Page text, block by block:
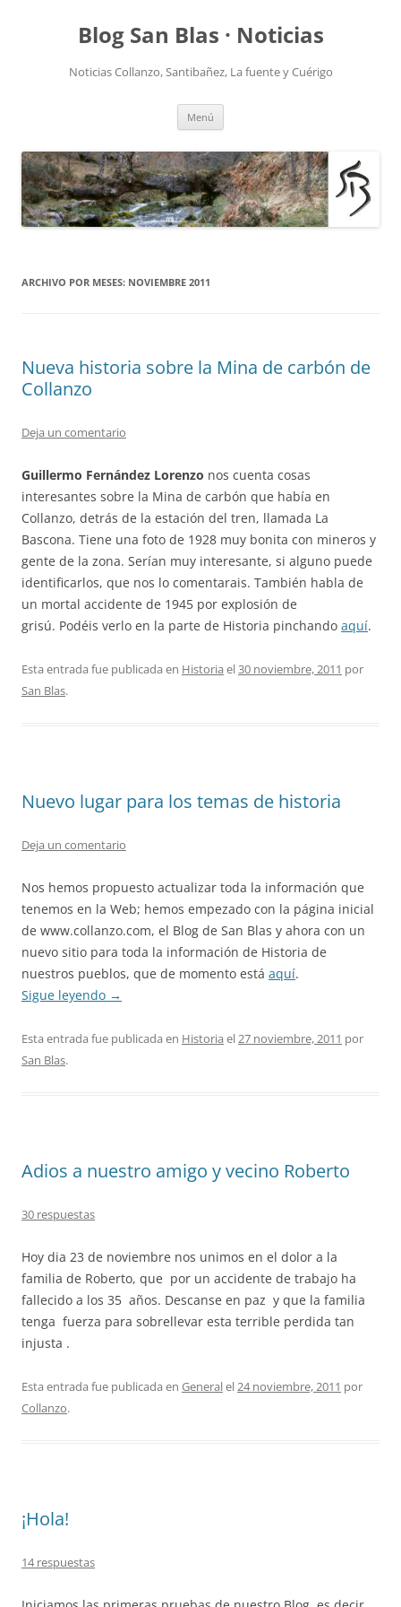
contenidoBlog San Blas · Noticias
Noticias Collanzo, Santibañez, La fuente y Cuérigo
Menú
ARCHIVO POR MESES: NOVIEMBRE 2011
Nueva historia sobre la Mina de carbón de
Collanzo
Deja un comentario
Guillermo Fernández Lorenzo nos cuenta cosas
interesantes sobre la Mina de carbón que había en
Collanzo, detrás de la estación del tren, llamada La
Bascona. Tiene una foto de 1928 muy bonita con mineros y
gente de la zona. Serían muy interesante, si alguno puede
identificarlos, que nos lo comentarais. También habla de
un mortal accidente de 1945 por explosión de
grisú. Podéis verlo en la parte de Historia pinchando aquí.
Esta entrada fue publicada en Historia el30 noviembre, 2011 por
San Blas.
Nuevo lugar para los temas de historia
Deja un comentario
Nos hemos propuesto actualizar toda la información que
tenemos en la Web; hemos empezado con la página inicial
de www.collanzo.com, el Blog de San Blas y ahora con un
nuevo sitio para toda la información de Historia de
nuestros pueblos, que de momento está aquí.
Sigue leyendo →
Esta entrada fue publicada en Historia el27 noviembre, 2011 por
San Blas.
Adios a nuestro amigo y vecino Roberto
30 respuestas
Hoy dia 23 de noviembre nos unimos en el dolor a la
familia de Roberto, que por un accidente de trabajo ha
fallecido a los 35 años. Descanse en paz y que la familia
tenga fuerza para sobrellevar esta terrible perdida tan
injusta .
Esta entrada fue publicada en Generalel24 noviembre, 2011 por
Collanzo.
¡Hola!
14 respuestas